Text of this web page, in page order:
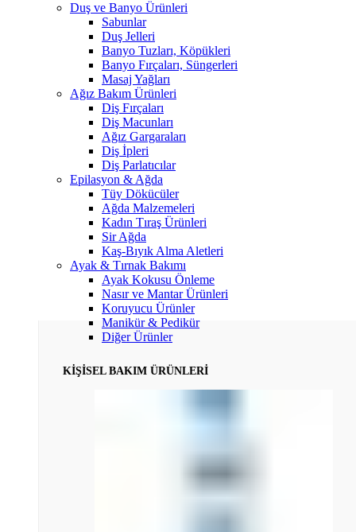
Duş ve Banyo Ürünleri
Sabunlar
Duş Jelleri
Banyo Tuzları, Köpükleri
Banyo Fırçaları, Süngerleri
Masaj Yağları
Ağız Bakım Ürünleri
Diş Fırçaları
Diş Macunları
Ağız Gargaraları
Diş İpleri
Diş Parlatıcılar
Epilasyon & Ağda
Tüy Dökücüler
Ağda Malzemeleri
Kadın Tıraş Ürünleri
Sir Ağda
Kaş-Bıyık Alma Aletleri
Ayak & Tırnak Bakımı
Ayak Kokusu Önleme
Nasır ve Mantar Ürünleri
Koruyucu Ürünler
Manikür & Pedikür
Diğer Ürünler
KİŞİSEL BAKIM ÜRÜNLERİ